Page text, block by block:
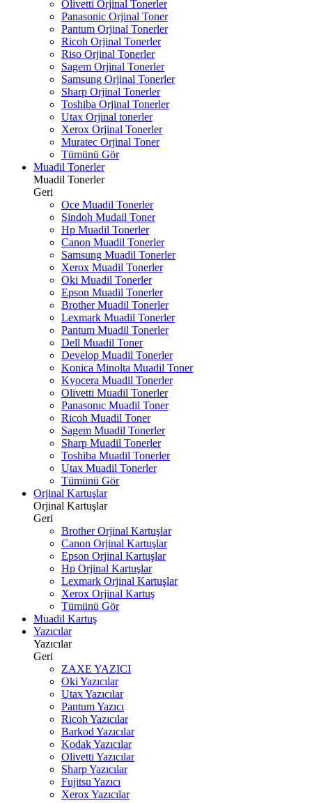
Olivetti Orjinal Tonerler
Panasonic Orjinal Toner
Pantum Orjinal Tonerler
Ricoh Orjinal Tonerler
Riso Orjinal Tonerler
Sagem Orjinal Tonerler
Samsung Orjinal Tonerler
Sharp Orjinal Tonerler
Toshiba Orjinal Tonerler
Utax Orjinal tonerler
Xerox Orjinal Tonerler
Muratec Orjinal Toner
Tümünü Gör
Muadil Tonerler
Muadil Tonerler
Geri
Oce Muadil Tonerler
Sindoh Mudail Toner
Hp Muadil Tonerler
Canon Muadil Tonerler
Samsung Muadil Tonerler
Xerox Muadil Tonerler
Oki Muadil Tonerler
Epson Muadil Tonerler
Brother Muadil Tonerler
Lexmark Muadil Tonerler
Pantum Muadil Tonerler
Dell Muadil Toner
Develop Muadil Tonerler
Konica Minolta Muadil Toner
Kyocera Muadil Tonerler
Olivetti Muadil Tonerler
Panasonıc Muadil Toner
Ricoh Muadil Toner
Sagem Muadil Tonerler
Sharp Muadil Tonerler
Toshiba Muadil Tonerler
Utax Muadil Tonerler
Tümünü Gör
Orjinal Kartuşlar
Orjinal Kartuşlar
Geri
Brother Orjinal Kartuşlar
Canon Orjinal Kartuşlar
Epson Orjinal Kartuşlar
Hp Orjinal Kartuşlar
Lexmark Orjinal Kartuşlar
Xerox Orjinal Kartuş
Tümünü Gör
Muadil Kartuş
Yazıcılar
Yazıcılar
Geri
ZAXE YAZICI
Oki Yazıcılar
Utax Yazıcılar
Pantum Yazıcı
Ricoh Yazıcılar
Barkod Yazıcılar
Kodak Yazıcılar
Olivetti Yazıcılar
Sharp Yazıcılar
Fujitsu Yazıcı
Xerox Yazıcılar